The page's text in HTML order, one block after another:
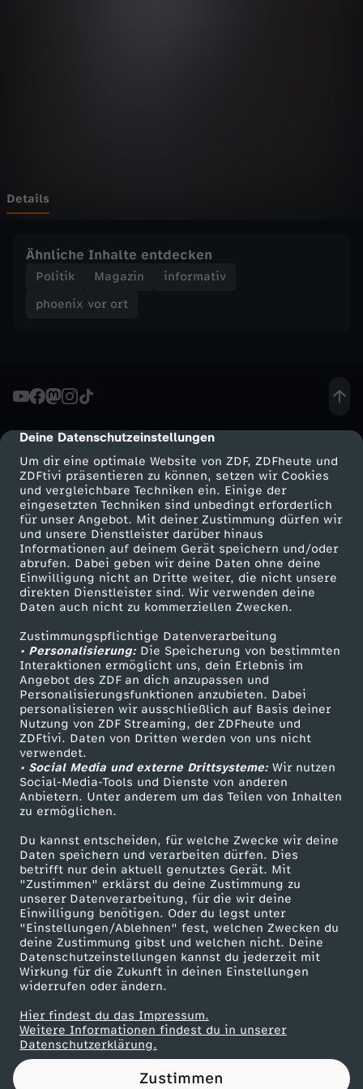
cmp-dialog-description
Deine Datenschutzeinstellungen
Um dir eine optimale Website von ZDF, ZDFheute und
ZDFtivi präsentieren zu können, setzen wir Cookies
und vergleichbare Techniken ein. Einige der
eingesetzten Techniken sind unbedingt erforderlich
für unser Angebot. Mit deiner Zustimmung dürfen wir
und unsere Dienstleister darüber hinaus
Informationen auf deinem Gerät speichern und/oder
abrufen. Dabei geben wir deine Daten ohne deine
Einwilligung nicht an Dritte weiter, die nicht unsere
direkten Dienstleister sind. Wir verwenden deine
Daten auch nicht zu kommerziellen Zwecken.
Zustimmungspflichtige Datenverarbeitung
• Personalisierung:Die Speicherung von bestimmten
Interaktionen ermöglicht uns, dein Erlebnis im
Angebot des ZDF an dich anzupassen und
Personalisierungsfunktionen anzubieten. Dabei
personalisieren wir ausschließlich auf Basis deiner
Nutzung von ZDF Streaming, der ZDFheute und
ZDFtivi. Daten von Dritten werden von uns nicht
verwendet.
• Social Media und externe Drittsysteme:Wir nutzen
Social-Media-Tools und Dienste von anderen
Anbietern. Unter anderem um das Teilen von Inhalten
zu ermöglichen.
Du kannst entscheiden, für welche Zwecke wir deine
Daten speichern und verarbeiten dürfen. Dies
betrifft nur dein aktuell genutztes Gerät. Mit
"Zustimmen" erklärst du deine Zustimmung zu
unserer Datenverarbeitung, für die wir deine
Einwilligung benötigen. Oder du legst unter
"Einstellungen/Ablehnen" fest, welchen Zwecken du
deine Zustimmung gibst und welchen nicht. Deine
Datenschutzeinstellungen kannst du jederzeit mit
Wirkung für die Zukunft in deinen Einstellungen
widerrufen oder ändern.
Hier findest du das Impressum.
Weitere Informationen findest du in unserer
Datenschutzerklärung.
Zustimmen
t
T
f
f
e
n
i
n
A
l
a
s
k
a
:
"
D
e
r
G
Details
Ähnliche Inhalte entdecken
Politik Magazin
informativ
phoenix vor ort
Mehr ZDF
ZDF-Apps
Smart TV
ZDFtext
Livestreams
Sendungen A-Z
TV-Programm
Service
ZDFmitreden
Kontakt zum ZDF
Tickets
Zuschauerservice
Hilfe
ZDF Unternehmen
Karriere
ZDF goes Schule
Werbefernsehen
Mainzelmännchen
Partner